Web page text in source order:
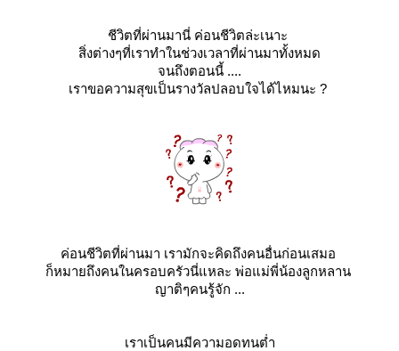
ชีวิตที่ผ่านมานี่ ค่อนชีวิตล่ะเนาะ
สิ่งต่างๆที่เราทำในช่วงเวลาที่ผ่านมาทั้งหมด
จนถึงตอนนี้ ....
เราขอความสุขเป็นรางวัลปลอบใจได้ไหมนะ ?
ค่อนชีวิตที่ผ่านมา เรามักจะคิดถึงคนอื่นก่อนเสมอ
ก็หมายถึงคนในครอบครัวนี่แหละ พ่อแม่พี่น้องลูกหลาน
ญาติๆคนรู้จัก ...
เราเป็นคนมีความอดทนต่ำ